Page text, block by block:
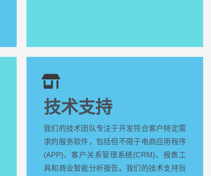
技术支持
我们的技术团队专注于开发符合客户特定需
求的服务软件，包括但不限于电商应用程序
(APP)、客户关系管理系统(CRM)、报表工
具和商业智能分析报告。我们的技术支持旨